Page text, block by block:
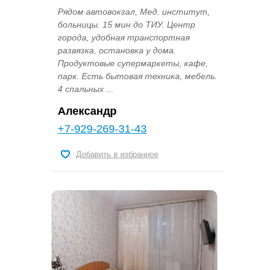
Рядом автовокзал, Мед. институт,
больницы. 15 мин до ТИУ. Центр
города, удобная транспортная
развязка, остановка у дома.
Продуктовые супермаркеты, кафе,
парк. Есть бытовая техника, мебель.
4 спальных ...
Александр
+7-929-269-31-43
Добавить в избранное